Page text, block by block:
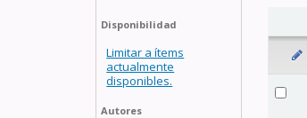
Disponibilidad
Limitar a ítems
actualmente
disponibles.
Autores